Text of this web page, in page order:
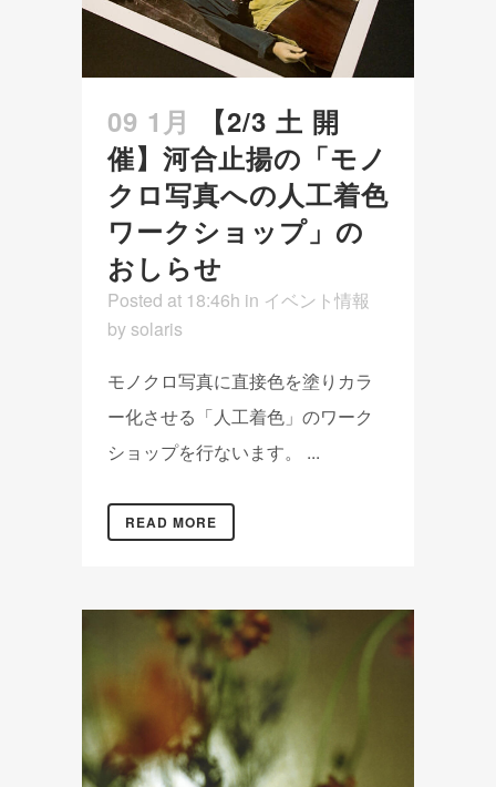
09 1月
【2/3 土 開
催】河合止揚の「モノ
クロ写真への人工着色
ワークショップ」の
おしらせ
Posted at 18:46h in イベント情報
by solaris
モノクロ写真に直接色を塗りカラ
ー化させる「人工着色」のワーク
ショップを行ないます。 ...
READ MORE